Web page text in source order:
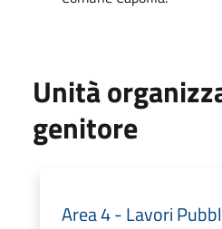
Unità
genitore
Area 4 - Lavori